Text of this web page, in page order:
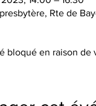
Rte de
bloqué en raison